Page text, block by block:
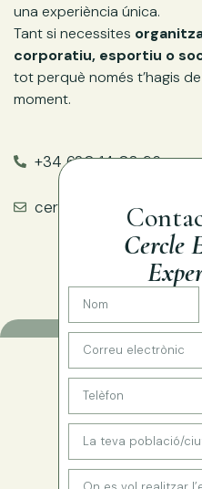
una experiència única.
Tant si necessites
corporatiu, esportiu o
tot perquè només t’hagis
moment.
+34 620 14 08 96
Cercle